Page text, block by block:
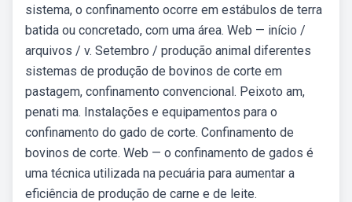
sistema, o confinamento ocorre em estábulos de terra
batida ou concretado, com uma área. Web — início /
arquivos / v. Setembro / produção animal diferentes
sistemas de produção de bovinos de corte em
pastagem, confinamento convencional. Peixoto am,
penati ma. Instalações e equipamentos para o
confinamento do gado de corte. Confinamento de
bovinos de corte. Web — o confinamento de gados é
uma técnica utilizada na pecuária para aumentar a
eficiência de produção de carne e de leite.